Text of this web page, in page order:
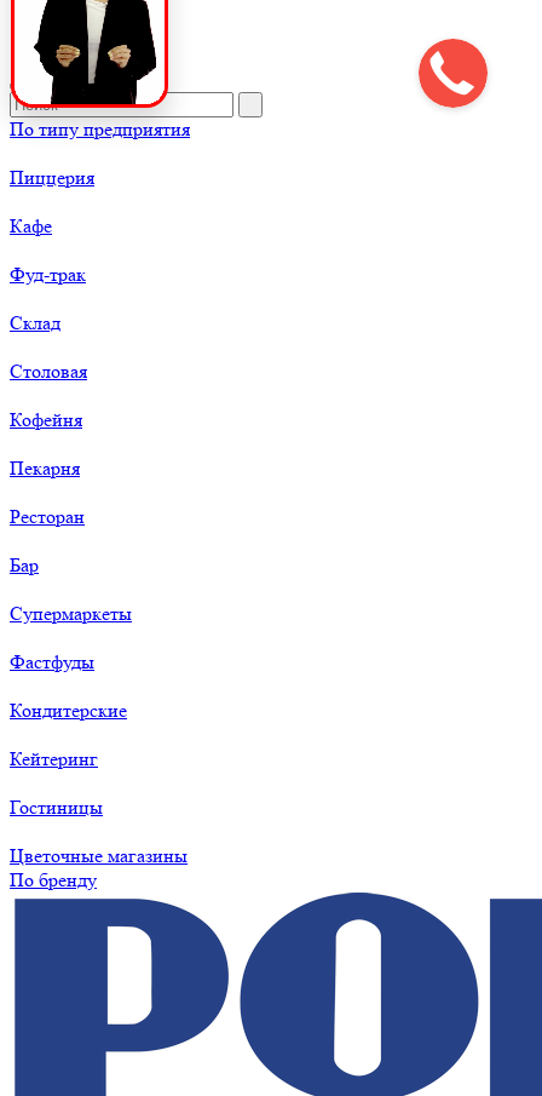
По типу предприятия
Пиццерия
Кафе
Фуд-трак
Склад
Столовая
Кофейня
Пекарня
Ресторан
Бар
Супермаркеты
Фастфуды
Кондитерские
Кейтеринг
Гостиницы
Цветочные магазины
По бренду